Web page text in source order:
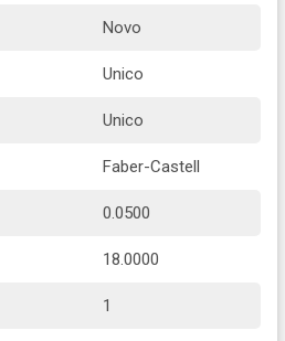
Novo
Unico
Unico
Faber-Castell
0.0500
18.0000
1